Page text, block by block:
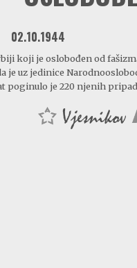
02.10.1944
koji je oslobođen od
je uz jedinice
poginulo je 220 njenih